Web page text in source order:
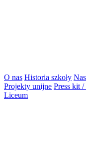
O nas Historia szkoły
Projekty unijne Press kit
Liceum